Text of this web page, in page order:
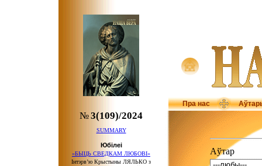
Пра нас
№3(109)/2024
SUMMARY
Юбілеі
«БЫЦЬ СВЕДКАМ ЛЮБОВІ»
Інтэрв’ю Крыстыны ЛЯЛЬКО з
Аўтар